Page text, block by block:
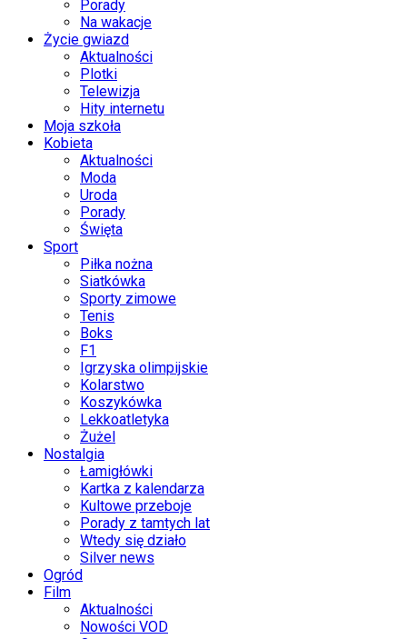
Porady
Na wakacje
Życie gwiazd
Aktualności
Plotki
Telewizja
Hity internetu
Moja szkoła
Kobieta
Aktualności
Moda
Uroda
Porady
Święta
Sport
Piłka nożna
Siatkówka
Sporty zimowe
Tenis
Boks
F1
Igrzyska olimpijskie
Kolarstwo
Koszykówka
Lekkoatletyka
Żużel
Nostalgia
Łamigłówki
Kartka z kalendarza
Kultowe przeboje
Porady z tamtych lat
Wtedy się działo
Silver news
Ogród
Film
Aktualności
Nowości VOD